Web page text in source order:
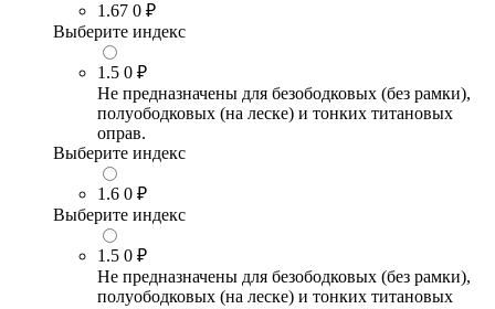
1.67 0 ₽
Выберите индекс
1.5 0 ₽
Не предназначены для безободковых (без рамки),
полуободковых (на леске) и тонких титановых
оправ.
Выберите индекс
1.6 0 ₽
Выберите индекс
1.5 0 ₽
Не предназначены для безободковых (без рамки),
полуободковых (на леске) и тонких титановых